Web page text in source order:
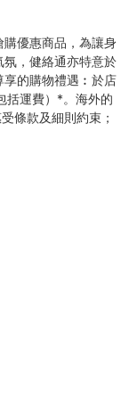
優惠商品，為讓身
，健絡通亦特意於
的購物禮遇︰於店
括運費）*。海外的
條款及細則約束；